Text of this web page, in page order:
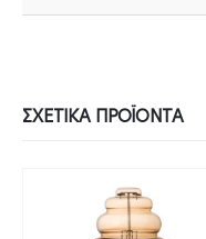
ΣΧΕΤΙΚΆ ΠΡΟΪΌΝΤΑ